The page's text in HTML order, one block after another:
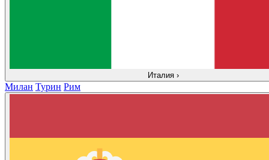
Италия ›
Милан Турин Рим